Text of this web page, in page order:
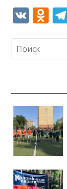
V O
o
as
s
ni
ki